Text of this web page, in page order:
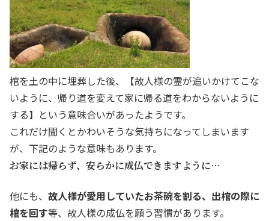
棺を土の中に埋葬した後、【故人様の霊が追いかけてこな
いように、帰り道を変えて家に帰る道をわからないように
する】という意味合いがあったようです。
これだけ聞くとかわいそうな気持ちになってしまいます
が、下記のような意味もあります。
お家には帰らず、安らかに成仏できますように…
他にも、 故人様が愛用していたお茶碗を割る、出棺の際に
棺を回す等、故人様の成仏を願う習慣があります。